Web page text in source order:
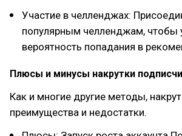
Участие в челленджах:
популярным челленджам, чтобы
вероятность попадания в
Плюсы и минусы накрутки
Как и многие другие методы,
преимущества и недостатки.